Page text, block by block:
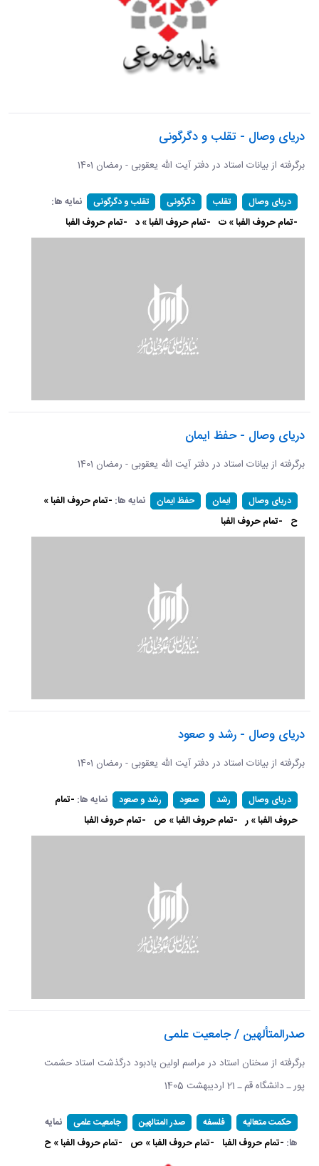
دریای وصال - تقلب و دگرگونی
برگرفته از بیانات استاد در دفتر آیت الله یعقوبی - رمضان 1401
دریای وصال تقلب دگرگونی تقلب و دگرگونی
نمایه ها:
-تمام حروف الفبا » ت -تمام حروف الفبا » د -تمام حروف الفبا
دریای وصال - حفظ ایمان
برگرفته از بیانات استاد در دفتر آیت الله یعقوبی - رمضان 1401
دریای وصال ایمان حفظ ایمان نمایه ها: -تمام حروف الفبا »
ح -تمام حروف الفبا
دریای وصال - رشد و صعود
برگرفته از بیانات استاد در دفتر آیت الله یعقوبی - رمضان 1401
دریای وصال رشد صعود رشد و صعود نمایه ها: -تمام
حروف الفبا » ر -تمام حروف الفبا » ص -تمام حروف الفبا
صدرالمتألهین / جامعیت علمی
برگرفته از سخنان استاد در مراسم اولین یادبود درگذشت استاد حشمت
پور ـ دانشگاه قم ـ 21 اردیبهشت 1405 ​​​​​​​
حکمت متعالیه فلسفه صدر المتالهین جامعیت علمی
نمایه
ها: -تمام حروف الفبا -تمام حروف الفبا » ص -تمام حروف الفبا » ح